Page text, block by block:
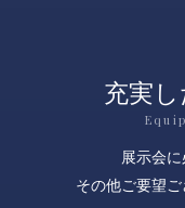
充実
展示会に
その他ご要望ご